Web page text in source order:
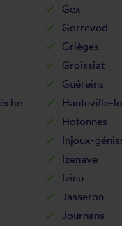
Gex
Gorrevod
Grièges
Groissiat
Guéreins
Hauteville-
Hotonnes
Injoux-
Izenave
Izieu
Jasseron
Journans